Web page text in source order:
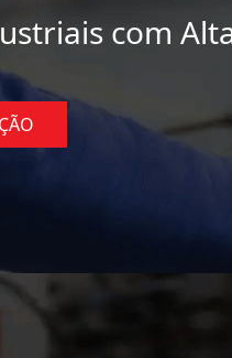
com